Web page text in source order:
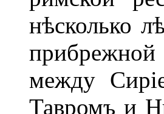
нѣсколько
между
Тавромъ и